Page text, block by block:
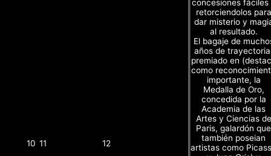
10 11 12
concesiones fáciles
retorciendolos para
dar misterio y
al resultado.
El bagaje de
años de
premiado en
como
importante, la
Medalla de Oro,
concedida por la
Academia de las
Artes y Ciencias de
Paris, galardón que
también poseian
artistas como